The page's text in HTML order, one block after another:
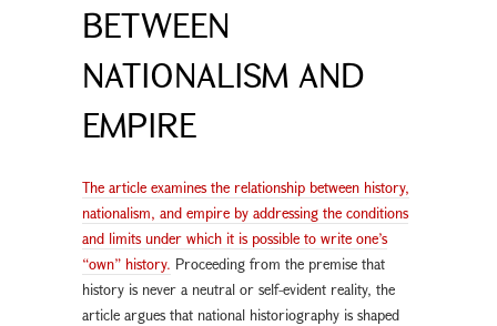
BETWEEN
NATIONALISM AND
EMPIRE
The article examines the relationship between history,
nationalism, and empire by addressing the conditions
and limits under which it is possible to write one’s
“own” history. Proceeding from the premise that
history is never a neutral or self-evident reality, the
article argues that national historiography is shaped